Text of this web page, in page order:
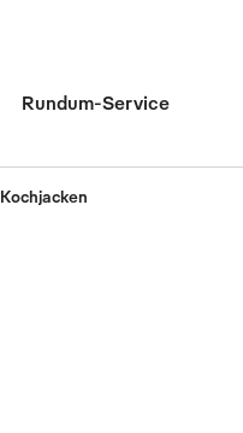
Rundum-Service
Kochjacken